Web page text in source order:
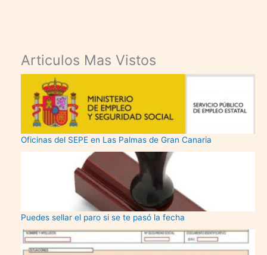
Articulos Mas Vistos
Oficinas del SEPE en Las Palmas de Gran Canaria
Puedes sellar el paro si se te pasó la fecha